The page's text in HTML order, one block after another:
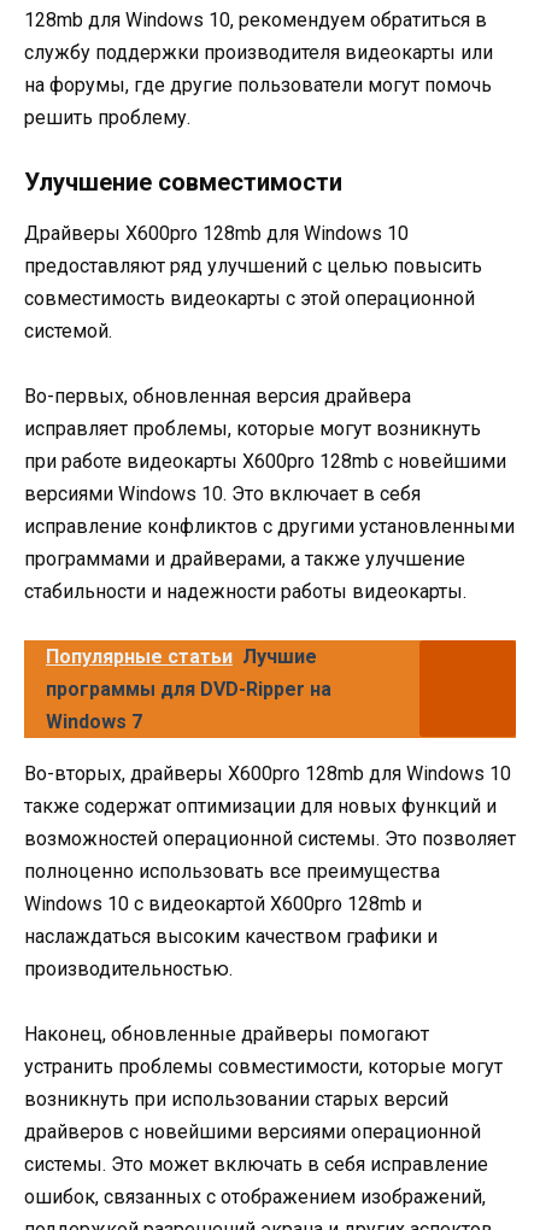
128mb для Windows 10, рекомендуем обратиться в
службу поддержки производителя видеокарты или
на форумы, где другие пользователи могут помочь
решить проблему.
Улучшение совместимости
Драйверы X600pro 128mb для Windows 10
предоставляют ряд улучшений с целью повысить
совместимость видеокарты с этой операционной
системой.
Во-первых, обновленная версия драйвера
исправляет проблемы, которые могут возникнуть
при работе видеокарты X600pro 128mb с новейшими
версиями Windows 10. Это включает в себя
исправление конфликтов с другими установленными
программами и драйверами, а также улучшение
стабильности и надежности работы видеокарты.
Популярные статьи Лучшие
программы для DVD-Ripper на
Windows 7
Во-вторых, драйверы X600pro 128mb для Windows 10
также содержат оптимизации для новых функций и
возможностей операционной системы. Это позволяет
полноценно использовать все преимущества
Windows 10 с видеокартой X600pro 128mb и
наслаждаться высоким качеством графики и
производительностью.
Наконец, обновленные драйверы помогают
устранить проблемы совместимости, которые могут
возникнуть при использовании старых версий
драйверов с новейшими версиями операционной
системы. Это может включать в себя исправление
ошибок, связанных с отображением изображений,